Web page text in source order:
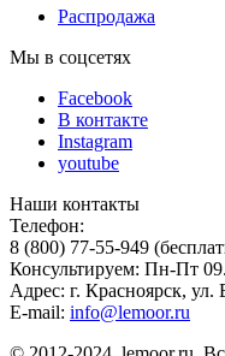
Распродажа
Мы в соцсетях
Facebook
В контакте
Instagram
youtube
Наши контакты
Телефон:
8 (800) 77-55-949
Консультируем: Пн-Пт
Адрес: г. Красноярск, ул.
E-mail: info@lemoor.ru